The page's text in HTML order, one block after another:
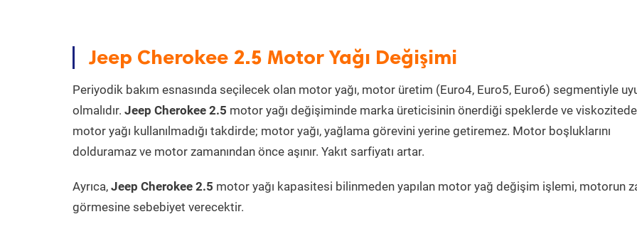
Jeep Cherokee 2.5 Motor Yağı Değişimi
Periyodik bakım esnasında seçilecek olan motor yağı, motor üretim (Euro4, Euro5, Euro6) segmentiyle
olmalıdır. Jeep Cherokee 2.5 motor yağı değişiminde marka üreticisinin önerdiği speklerde ve viskozitede
motor yağı kullanılmadığı takdirde; motor yağı, yağlama görevini yerine getiremez. Motor boşluklarını
dolduramaz ve motor zamanından önce aşınır. Yakıt sarfiyatı artar.
Ayrıca, Jeep Cherokee 2.5 motor yağı kapasitesi bilinmeden yapılan motor yağ değişim işlemi, motorun
görmesine sebebiyet verecektir.